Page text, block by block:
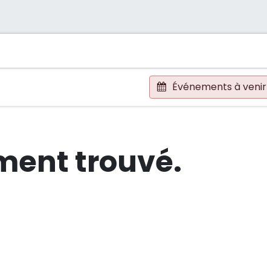
Événements à venir
trouvé.